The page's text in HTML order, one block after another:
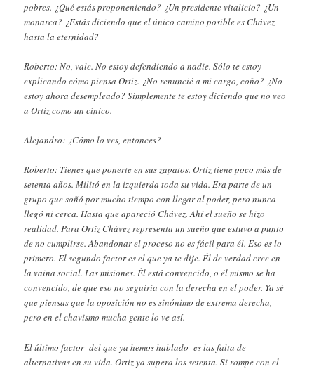
pobres. ¿Qué estás proponeniendo? ¿Un presidente vitalicio? ¿Un
monarca? ¿Estás diciendo que el único camino posible es Chávez
hasta la eternidad?
Roberto: No, vale. No estoy defendiendo a nadie. Sólo te estoy
explicando cómo piensa Ortiz. ¿No renuncié a mi cargo, coño? ¿No
estoy ahora desempleado? Simplemente te estoy diciendo que no veo
a Ortiz como un cínico.
Alejandro: ¿Cómo lo ves, entonces?
Roberto: Tienes que ponerte en sus zapatos. Ortiz tiene poco más de
setenta años. Militó en la izquierda toda su vida. Era parte de un
grupo que soñó por mucho tiempo con llegar al poder, pero nunca
llegó ni cerca. Hasta que apareció Chávez. Ahí el sueño se hizo
realidad. Para Ortiz Chávez representa un sueño que estuvo a punto
de no cumplirse. Abandonar el proceso no es fácil para él. Eso es lo
primero. El segundo factor es el que ya te dije. Él de verdad cree en
la vaina social. Las misiones. Él está convencido, o él mismo se ha
convencido, de que eso no seguiría con la derecha en el poder. Ya sé
que piensas que la oposición no es sinónimo de extrema derecha,
pero en el chavismo mucha gente lo ve así.
El último factor -del que ya hemos hablado- es las falta de
alternativas en su vida. Ortiz ya supera los setenta. Si rompe con el